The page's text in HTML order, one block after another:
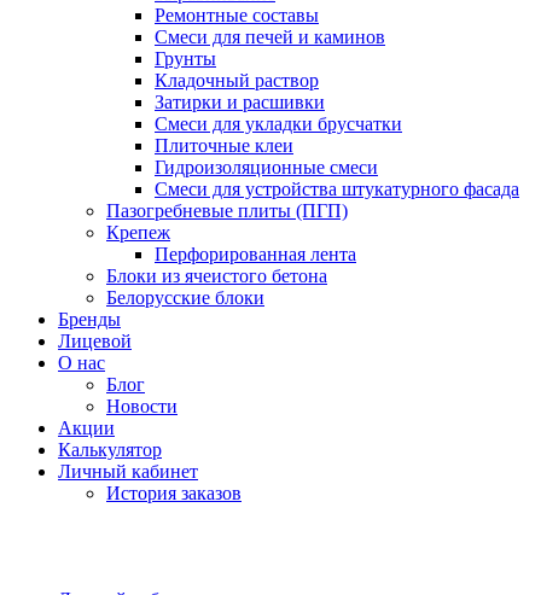
Ремонтные составы
Смеси для печей и каминов
Грунты
Кладочный раствор
Затирки и расшивки
Смеси для укладки брусчатки
Плиточные клеи
Гидроизоляционные смеси
Смеси для устройства штукатурного фасада
Пазогребневые плиты (ПГП)
Крепеж
Перфорированная лента
Блоки из ячеистого бетона
Белорусские блоки
Бренды
Лицевой
О нас
Блог
Новости
Акции
Калькулятор
Личный кабинет
История заказов